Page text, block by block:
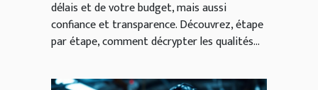
délais et de votre budget, mais aussi
confiance et transparence. Découvrez, étape
par étape, comment décrypter les qualités...